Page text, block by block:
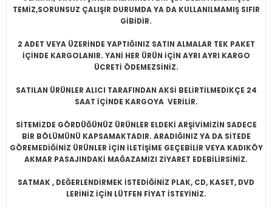
TEMİZ,SORUNSUZ ÇALIŞIR DURUMDA YA DA KULLANILMAMIŞ SIFIR
GİBİDİR.
2 ADET VEYA ÜZERİNDE YAPTIĞINIZ SATIN ALMALAR TEK PAKET
İÇİNDE KARGOLANIR. YANİ HER ÜRÜN İÇİN AYRI AYRI KARGO
ÜCRETİ ÖDEMEZSİNİZ.
SATILAN ÜRÜNLER ALICI TARAFINDAN AKSİ BELİRTİLMEDİKÇE 24
SAAT İÇİNDE KARGOYA VERİLİR.
SİTEMİZDE GÖRDÜĞÜNÜZ ÜRÜNLER ELDEKİ ARŞİVİMİZİN SADECE
BİR BÖLÜMÜNÜ KAPSAMAKTADIR. ARADIĞINIZ YA DA SİTEDE
GÖREMEDİĞİNİZ ÜRÜNLER İÇİN İLETİŞİME GEÇEBİLİR VEYA KADIKÖY
AKMAR PASAJINDAKİ MAĞAZAMIZI ZİYARET EDEBİLİRSİNİZ.
SATMAK , DEĞERLENDİRMEK İSTEDİĞİNİZ PLAK, CD, KASET, DVD
LERİNİZ İÇİN LÜTFEN FİYAT İSTEYİNİZ.